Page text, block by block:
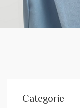
Categorie